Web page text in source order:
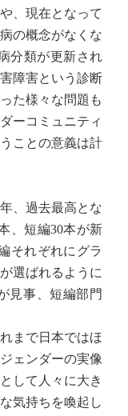
、現在となって
の概念がなくな
分類が更新され
障害という診断
た様々な問題も
ーコミュニティ
ことの意義は計
、過去最高とな
、短編30本が新
それぞれにグラ
選ばれるように
見事、短編部門
まで日本ではほ
ェンダーの実像
して人々に大き
気持ちを喚起し